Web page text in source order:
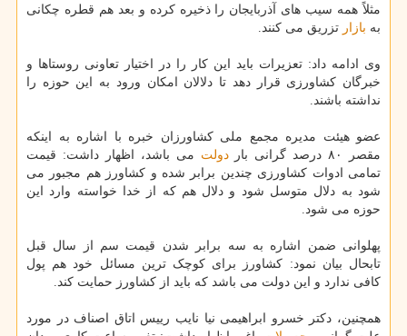
مثلاً همه سیب های آذربایجان را ذخیره کرده و بعد هم قطره چکانی
به بازار تزریق می کنند.
وی ادامه داد: تعزیرات باید این کار را در اختیار تعاونی روستاها و
خبرگان کشاورزی قرار دهد تا دلالان امکان ورود به این حوزه را
نداشته باشند.
عضو هیئت مدیره مجمع ملی کشاورزان خبره با اشاره به اینکه
مقصر ۸۰ درصد گرانی بار
دولت می باشد، اظهار داشت: قیمت
تمامی ادوات کشاورزی چندین برابر شده و کشاورز هم مجبور می
شود به دلال متوسل شود و دلال هم که از خدا خواسته وارد این
حوزه می شود.
پهلوانی ضمن اشاره به سه برابر شدن قیمت سم از سال قبل
تابحال بیان نمود: کشاورز برای کوچک ترین مسائل خود هم پول
کافی ندارد و این دولت می باشد که باید از کشاورز حمایت کند.
همچنین، دکتر خسرو ابراهیمی نیا نایب رییس اتاق اصناف در مورد